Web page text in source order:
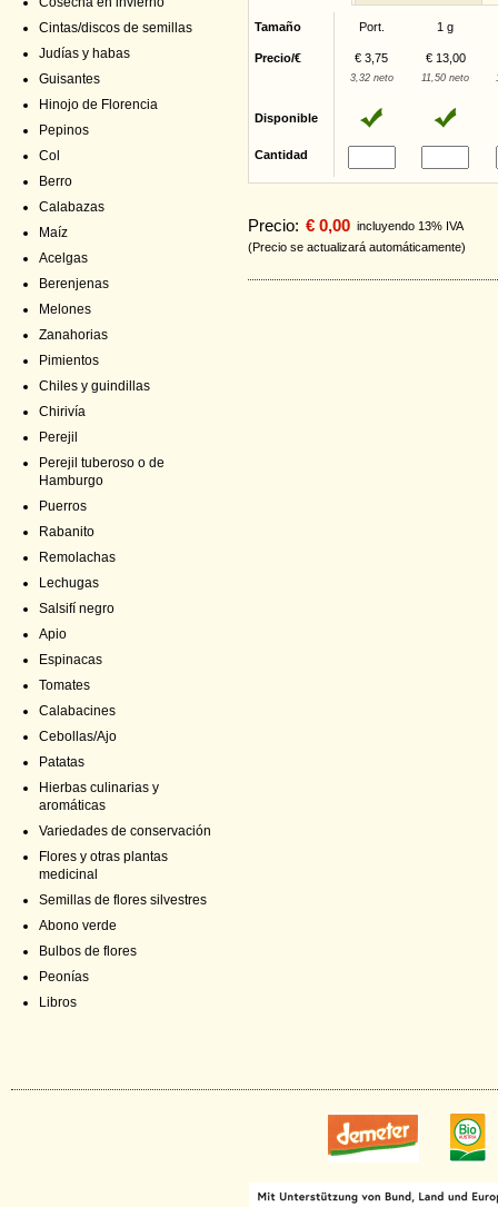
Cintas/discos de semillas
Judías y habas
Guisantes
Hinojo de Florencia
Pepinos
Col
Berro
Calabazas
Maíz
Acelgas
Berenjenas
Melones
Zanahorias
Pimientos
Chiles y guindillas
Chirivía
Perejil
Perejil tuberoso o de
Hamburgo
Puerros
Rabanito
Remolachas
Lechugas
Salsifí negro
Apio
Espinacas
Tomates
Calabacines
Cebollas/Ajo
Patatas
Hierbas culinarias y
aromáticas
Variedades de conservación
Flores y otras plantas
medicinal
Semillas de flores silvestres
Abono verde
Bulbos de flores
Peonías
Libros
Tamaño Port. 1 g
Precio/€ € 3,75 € 13,00
3,32 neto 11,50 neto
Disponible
Cantidad
Precio: € 0,00 incluyendo 13% IVA
(Precio se actualizará automáticamente)